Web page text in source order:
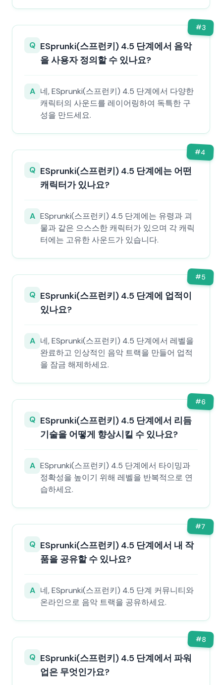
#3
Q ESprunki(스프런키) 4.5 단계에서 음악
을 사용자 정의할 수 있나요?
A 네, ESprunki(스프런키) 4.5 단계에서 다양한
캐릭터의 사운드를 레이어링하여 독특한 구
성을 만드세요.
#4
Q ESprunki(스프런키) 4.5 단계에는 어떤
캐릭터가 있나요?
A ESprunki(스프런키) 4.5 단계에는 유령과 괴
물과 같은 으스스한 캐릭터가 있으며 각 캐릭
터에는 고유한 사운드가 있습니다.
#5
Q ESprunki(스프런키) 4.5 단계에 업적이
있나요?
A 네, ESprunki(스프런키) 4.5 단계에서 레벨을
완료하고 인상적인 음악 트랙을 만들어 업적
을 잠금 해제하세요.
#6
Q ESprunki(스프런키) 4.5 단계에서 리듬
기술을 어떻게 향상시킬 수 있나요?
A ESprunki(스프런키) 4.5 단계에서 타이밍과
정확성을 높이기 위해 레벨을 반복적으로 연
습하세요.
#7
Q ESprunki(스프런키) 4.5 단계에서 내 작
품을 공유할 수 있나요?
A 네, ESprunki(스프런키) 4.5 단계 커뮤니티와
온라인으로 음악 트랙을 공유하세요.
#8
Q ESprunki(스프런키) 4.5 단계에서 파워
업은 무엇인가요?